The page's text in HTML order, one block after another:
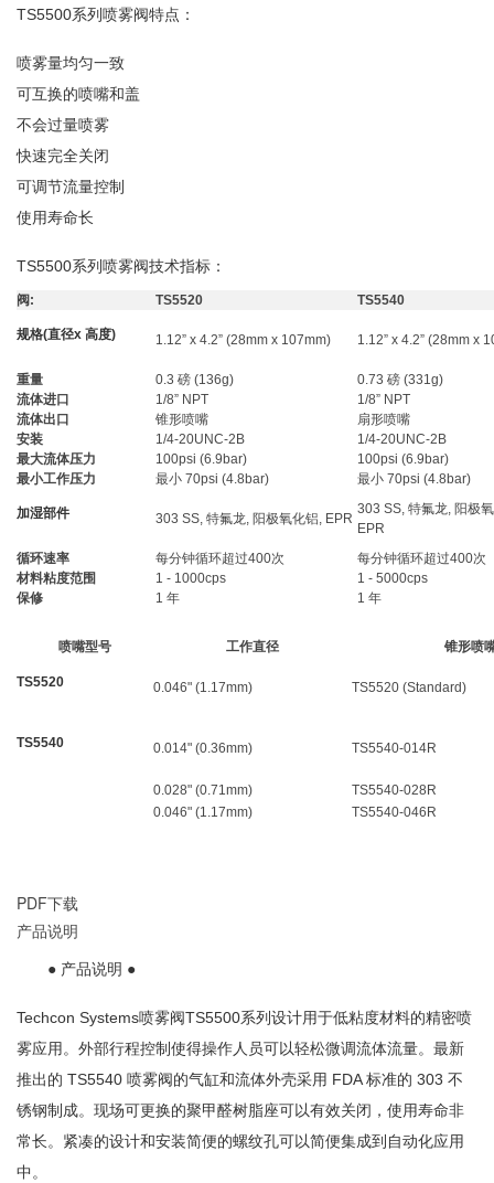
TS5500系列喷雾阀特点：
喷雾量均匀一致
可互换的喷嘴和盖
不会过量喷雾
快速完全关闭
可调节流量控制
使用寿命长
TS5500系列喷雾阀技术指标：
阀: TS5520 TS5540
规格(直径x 高度) 1.12” x 4.2” (28mm x 107mm) 1.12” x 4.2” (28mm x
重量 0.3 磅 (136g)
0.73 磅 (331g)
流体进口
1/8” NPT
1/8” NPT
流体出口
锥形喷嘴
扇形喷嘴
安装
1/4-20UNC-2B
1/4-20UNC-2B
最大流体压力
100psi (6.9bar)
100psi (6.9bar)
最小工作压力
最小 70psi (4.8bar) 最小 70psi (4.8bar)
加湿部件 303 SS, 特氟龙, 阳极氧化铝, EPR
303 SS, 特氟龙, 阳极
EPR
循环速率
每分钟循环超过400次
每分钟循环超过400次
材料粘度范围
1 - 1000cps
1 - 5000cps
保修
1 年 1 年
喷嘴型号 工作直径 锥形喷
TS5520 0.046" (1.17mm) TS5520 (Standard)
TS5540 0.014" (0.36mm) TS5540-014R
0.028" (0.71mm)
TS5540-028R
0.046" (1.17mm)
TS5540-046R
PDF下载
产品说明
● 产品说明 ●
Techcon Systems喷雾阀TS5500系列设计用于低粘度材料的精密喷
雾应用。外部行程控制使得操作人员可以轻松微调流体流量。最新
推出的 TS5540 喷雾阀的气缸和流体外壳采用 FDA 标准的 303 不
锈钢制成。现场可更换的聚甲醛树脂座可以有效关闭，使用寿命非
常长。紧凑的设计和安装简便的螺纹孔可以简便集成到自动化应用
中。